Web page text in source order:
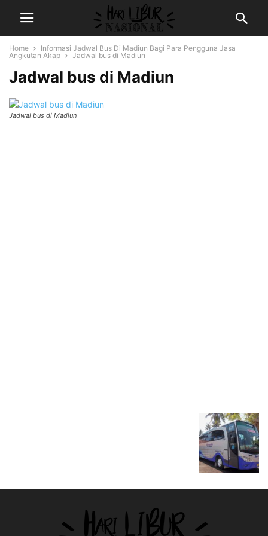
Home
Informasi Jadwal Bus Di Madiun Bagi Para Pengguna Jasa
Angkutan Akap
Jadwal bus di Madiun
Jadwal bus di Madiun
Jadwal bus di Madiun